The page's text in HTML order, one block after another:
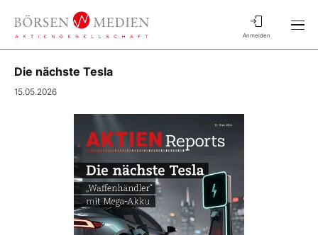
Anmelden
Die nächste Tesla
15.05.2026